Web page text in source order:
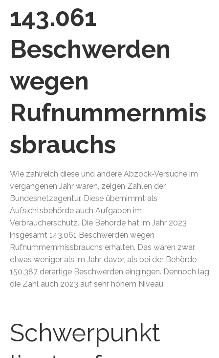
143.061
Beschwerden
wegen
Rufnummernmis
sbrauchs
Wie zahlreich diese und andere Abzock-Versuche im
vergangenen Jahr waren, zeigen Zahlen der
Bundesnetzagentur. Diese übernimmt als
Aufsichtsbehörde auch Aufgaben im
Verbraucherschutz. Die Behörde hat im Jahr 2023
insgesamt 143.061 Beschwerden wegen
Rufnummernmissbrauchs erhalten. Das waren zwar
etwas weniger als im Jahr davor, als bei der Behörde
150.387 derartige Beschwerden eingingen. Dennoch lag
die Zahl auch 2023 auf sehr hohem Niveau.
Schwerpunkt